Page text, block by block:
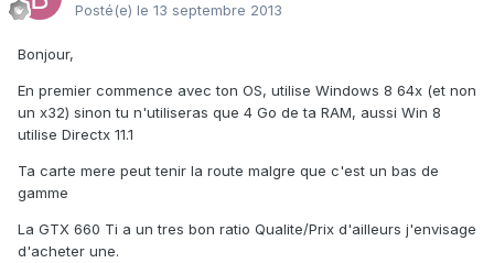
Posté(e) le 13 septembre 2013
Bonjour,
En premier commence avec ton OS, utilise Windows 8 64x (et non
un x32) sinon tu n'utiliseras que 4 Go de ta RAM, aussi Win 8
utilise Directx 11.1
Ta carte mere peut tenir la route malgre que c'est un bas de
gamme
La GTX 660 Ti a un tres bon ratio Qualite/Prix d'ailleurs j'envisage
d'acheter une.